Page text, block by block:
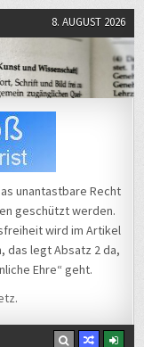
8. AUGUST 2026
unantastbare Recht
geschützt werden.
wird im Artikel
das legt Absatz 2 da,
Ehre“ geht.
.